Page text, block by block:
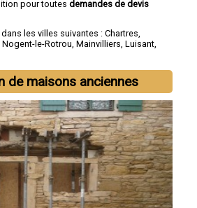
pour toutes demandes de devis
les villes suivantes : Chartres,
Nogent-le-Rotrou, Mainvilliers, Luisant,
de maisons anciennes